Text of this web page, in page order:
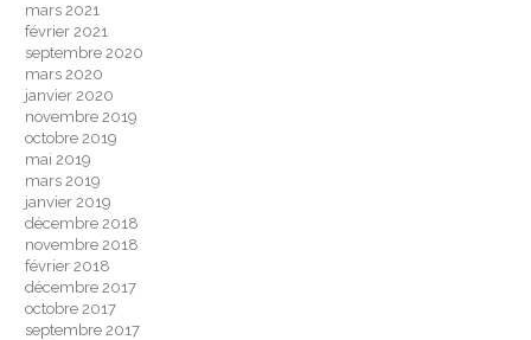
mars 2021
février 2021
septembre 2020
mars 2020
janvier 2020
novembre 2019
octobre 2019
mai 2019
mars 2019
janvier 2019
décembre 2018
novembre 2018
février 2018
décembre 2017
octobre 2017
septembre 2017